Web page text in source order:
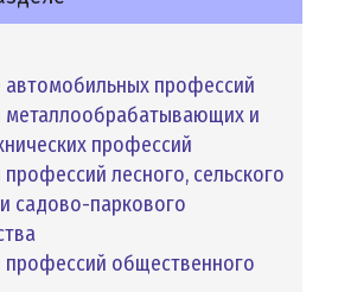
автомобильных профессий
профессий
садово-паркового